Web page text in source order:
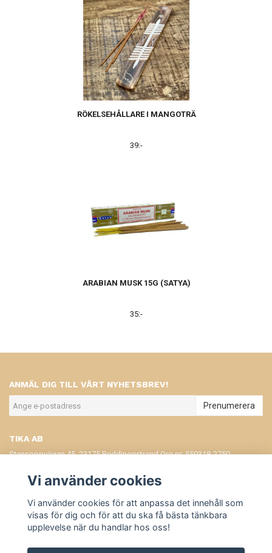
RÖKELSEHÅLLARE I MANGOTRÄ
39:-
ARABIAN MUSK 15G (SATYA)
35:-
ANMÄL DIG TILL VÅRT NYHETSBREV!
Prenumerera
TIKA AB
Stensoppvägen 45, 23175 Beddinegstrand Org.nr: 559318-2750
KÖPVILLKOR
Vi använder cookies
Vi använder cookies för att anpassa det innehåll som
visas för dig och för att du ska få bästa tänkbara
upplevelse när du handlar hos oss!